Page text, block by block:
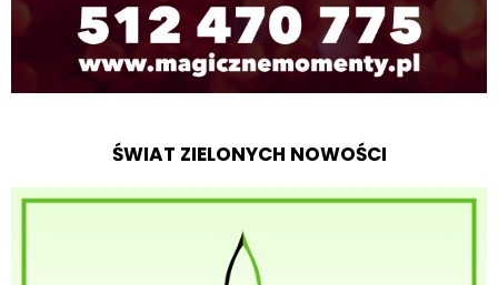
ŚWIAT ZIELONYCH NOWOŚCI